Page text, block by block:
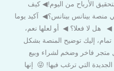
الأرباح من اليوم!◀ كيف
بينانس بينانس؟◀ آكيد يوما
ما سمعت عن بينانس (Binance)؟ ◀ هل لا فعلا؟ ◀ ‎أو لعلها نعم،
إليك توضيح المنصة بشكل
متجر فاخر وضخم لشراء وبيع
التي ترغب فيها! 😜 إنها